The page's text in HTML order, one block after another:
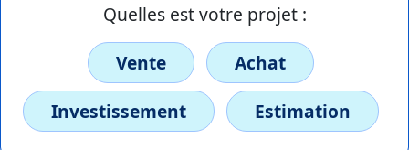
Quelles est votre projet :
Vente
Achat
Investissement
Estimation